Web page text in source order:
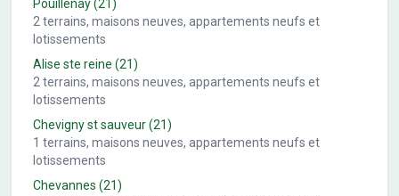
Pouillenay(21)
2terrains, maisons neuves, appartements neufs et
lotissements
Alise ste reine (21)
2terrains, maisons neuves, appartements neufs et
lotissements
Chevigny st sauveur(21)
1 terrains, maisons neuves, appartements neufs et
lotissements
Chevannes (21)